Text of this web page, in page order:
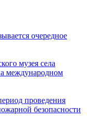
очередное
музея села
международном
проведения
безопасности